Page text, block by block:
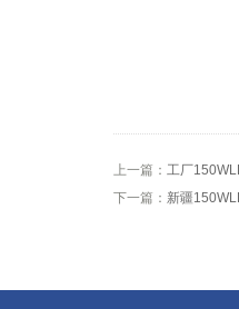
上一篇： 工厂
下一篇： 新疆